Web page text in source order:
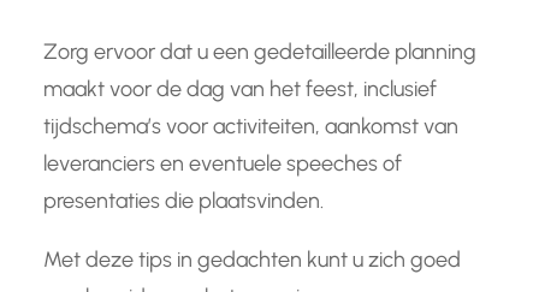
Zorg ervoor dat u een gedetailleerde planning
maakt voor de dag van het feest, inclusief
tijdschema’s voor activiteiten, aankomst van
leveranciers en eventuele speeches of
presentaties die plaatsvinden.
Met deze tips in gedachten kunt u zich goed